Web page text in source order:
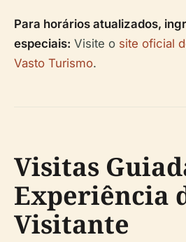
Para horários atualizados,
especiais: Visite o site oficial
Vasto Turismo.
Visitas
Experiência
Visitante